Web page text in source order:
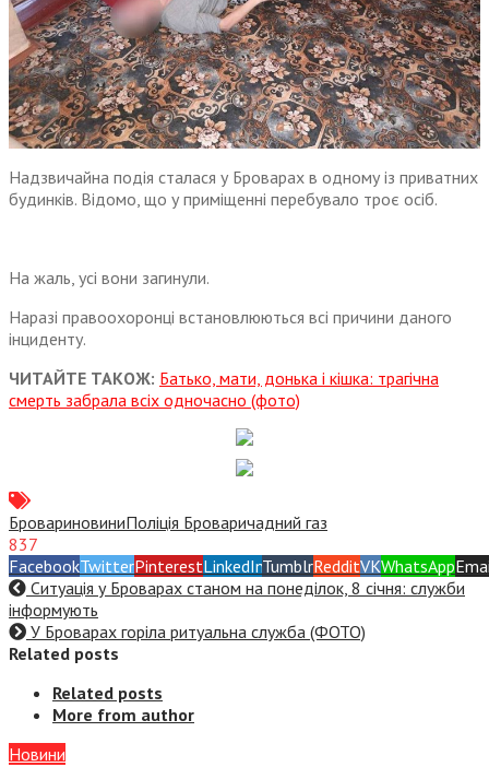
Надзвичайна подія сталася у Броварах в одному із приватних
будинків. Відомо, що у приміщенні перебувало троє осіб.
На жаль, усі вони загинули.
Наразі правоохоронці встановлюються всі причини даного
інциденту.
ЧИТАЙТЕ ТАКОЖ: Батько, мати, донька і кішка: трагічна
смерть забрала всіх одночасно (фото)
БровариновиниПоліція Броваричадний газ
837
FacebookTwitterPinterestLinkedInTumblrRedditVKWhatsApp
Ситуація у Броварах станом на понеділок, 8 січня: служби
інформують
У Броварах горіла ритуальна служба (ФОТО)
Related posts
Related posts
More from author
Новини